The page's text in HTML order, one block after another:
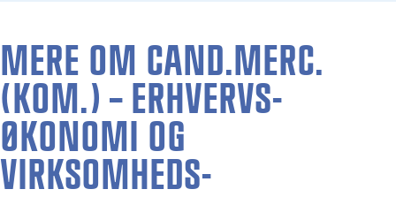
MERE OM CAND.MERC.
(KOM.) – ERHVERVS­
ØKONOMI OG
VIRKSOMHEDS­